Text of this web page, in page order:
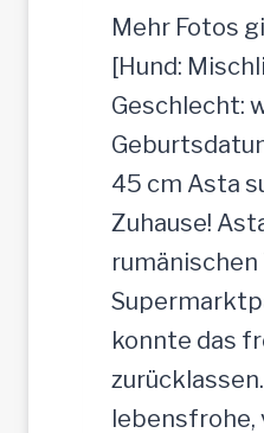
t
r
a
u
l
i
c
h
e
H
ü
Mehr Fotos
[Hund:
Geschlecht:
45 cm Asta
Zuhause!
konnte das
lebensfrohe,